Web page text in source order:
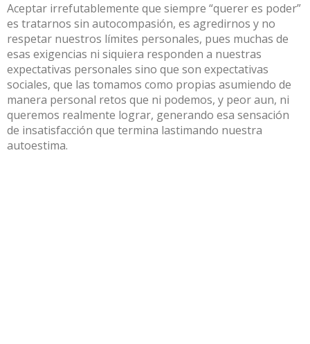
Aceptar irrefutablemente que siempre “querer es poder”
es tratarnos sin autocompasión, es agredirnos y no
respetar nuestros límites personales, pues muchas de
esas exigencias ni siquiera responden a nuestras
expectativas personales sino que son expectativas
sociales, que las tomamos como propias asumiendo de
manera personal retos que ni podemos, y peor aun, ni
queremos realmente lograr, generando esa sensación
de insatisfacción que termina lastimando nuestra
autoestima.